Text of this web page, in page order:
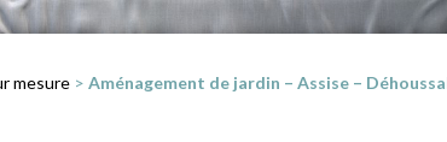
mesure > Aménagement de jardin – Assise –